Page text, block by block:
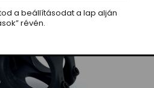
a beállításodat a lap alján
révén.